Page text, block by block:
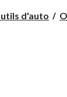
d'auto